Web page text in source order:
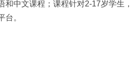
中文课程；课程针对2-17岁学生，
。